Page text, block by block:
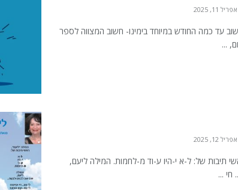
אפריל 11, 2025
עד כמה החודש במיוחד בימינו- חשוב המצווה לספר
...
אפריל 12, 2025
תיבות של: ל-א י-היו ע-וד מ-לחמות. המילה ליעם,
חי ...